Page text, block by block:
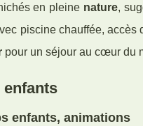
en pleine nature,
piscine chauffée, accès
pour un séjour au cœur du
enfants, animations